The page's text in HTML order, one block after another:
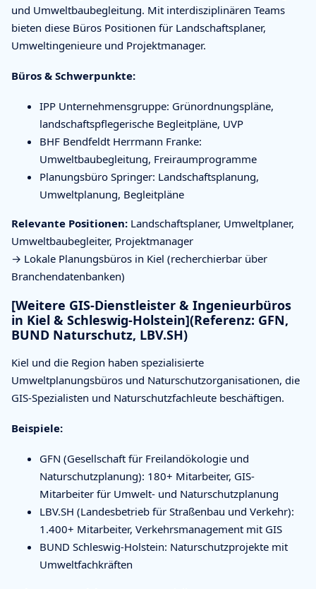
und Umweltbaubegleitung. Mit interdisziplinären Teams
bieten diese Büros Positionen für Landschaftsplaner,
Umweltingenieure und Projektmanager.
Büros & Schwerpunkte:
IPP Unternehmensgruppe: Grünordnungspläne,
landschaftspflegerische Begleitpläne, UVP
BHF Bendfeldt Herrmann Franke:
Umweltbaubegleitung, Freiraumprogramme
Planungsbüro Springer: Landschaftsplanung,
Umweltplanung, Begleitpläne
Relevante Positionen: Landschaftsplaner, Umweltplaner,
Umweltbaubegleiter, Projektmanager
→ Lokale Planungsbüros in Kiel (recherchierbar über
Branchendatenbanken)
[Weitere GIS-Dienstleister & Ingenieurbüros
in Kiel & Schleswig-Holstein](Referenz: GFN,
BUND Naturschutz, LBV.SH)
Kiel und die Region haben spezialisierte
Umweltplanungsbüros und Naturschutzorganisationen, die
GIS-Spezialisten und Naturschutzfachleute beschäftigen.
Beispiele:
GFN (Gesellschaft für Freilandökologie und
Naturschutzplanung): 180+ Mitarbeiter, GIS-
Mitarbeiter für Umwelt- und Naturschutzplanung
LBV.SH (Landesbetrieb für Straßenbau und Verkehr):
1.400+ Mitarbeiter, Verkehrsmanagement mit GIS
BUND Schleswig-Holstein: Naturschutzprojekte mit
Umweltfachkräften